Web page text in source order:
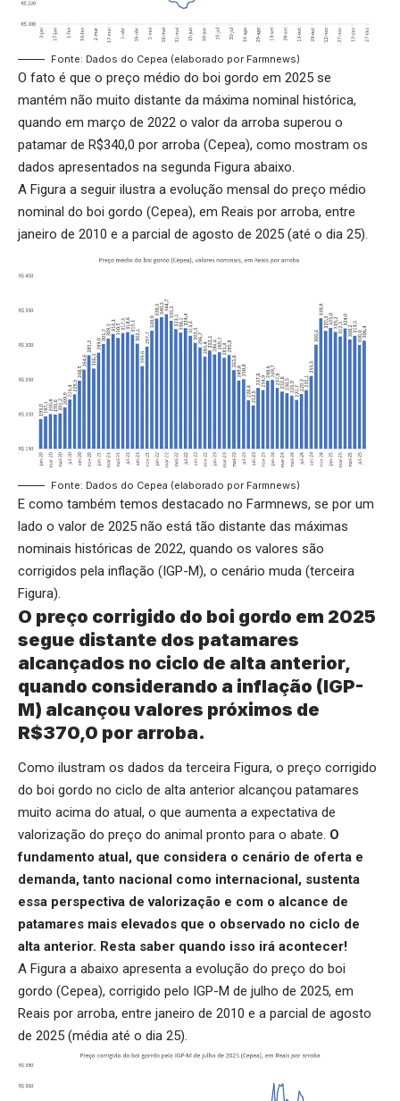
Fonte: Dados do Cepea (elaborado por Farmnews)
O fato é que o preço médio do boi gordo em 2025 se
mantém não muito distante da máxima nominal histórica,
quando em março de 2022 o valor da arroba superou o
patamar de R$340,0 por arroba (Cepea), como mostram os
dados apresentados na segunda Figura abaixo.
A Figura a seguir ilustra a evolução mensal do preço médio
nominal do boi gordo (Cepea), em Reais por arroba, entre
janeiro de 2010 e a parcial de agosto de 2025 (até o dia 25).
Fonte: Dados do Cepea (elaborado por Farmnews)
E como também temos destacado no Farmnews, se por um
lado o valor de 2025 não está tão distante das máximas
nominais históricas de 2022, quando os valores são
corrigidos pela inflação (IGP-M), o cenário muda (terceira
Figura).
O preço corrigido do boi gordo em 2025
segue distante dos patamares
alcançados no ciclo de alta anterior,
quando considerando a inflação (IGP-
M) alcançou valores próximos de
R$370,0 por arroba.
Como ilustram os dados da terceira Figura, o preço corrigido
do boi gordo no ciclo de alta anterior alcançou patamares
muito acima do atual, o que aumenta a expectativa de
valorização do preço do animal pronto para o abate. O
fundamento atual, que considera o cenário de oferta e
demanda, tanto nacional como internacional, sustenta
essa perspectiva de valorização e com o alcance de
patamares mais elevados que o observado no ciclo de
alta anterior. Resta saber quando isso irá acontecer!
A Figura a abaixo apresenta a evolução do preço do boi
gordo (Cepea), corrigido pelo IGP-M de julho de 2025, em
Reais por arroba, entre janeiro de 2010 e a parcial de agosto
de 2025 (média até o dia 25).